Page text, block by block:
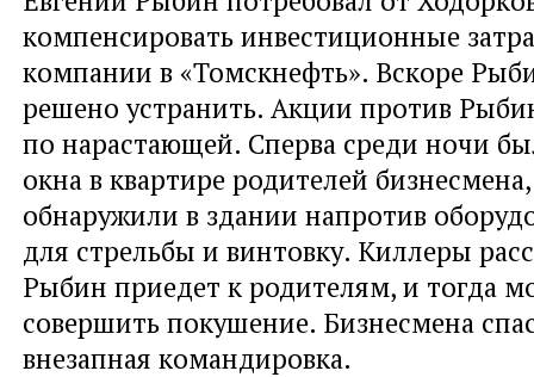
компенсировать инвестиционные
компании в «Томскнефть». Вскоре
решено устранить. Акции против
по нарастающей. Сперва среди ночи
окна в квартире родителей
обнаружили в здании напротив
для стрельбы и винтовку. Киллеры
Рыбин приедет к родителям, и тогда
совершить покушение. Бизнесмена
внезапная командировка.